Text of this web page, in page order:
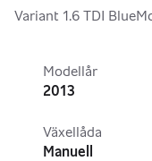
Variant 1.6 TDI
Modellår
2013
Växellåda
Manuell